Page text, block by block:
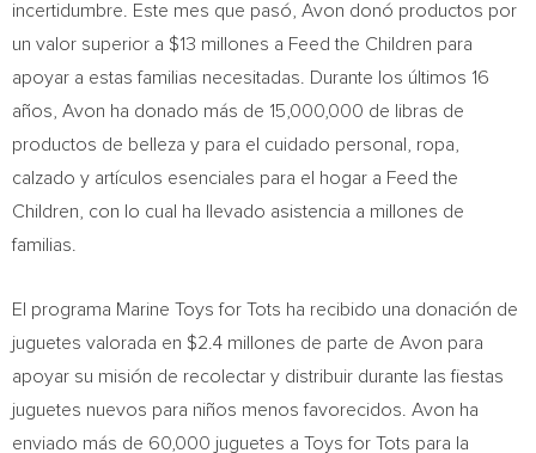
incertidumbre. Este mes que pasó, Avon donó productos por
un valor superior a $13 millones a Feed the Children para
apoyar a estas familias necesitadas. Durante los últimos 16
años, Avon ha donado más de 15,000,000 de libras de
productos de belleza y para el cuidado personal, ropa,
calzado y artículos esenciales para el hogar a Feed the
Children, con lo cual ha llevado asistencia a millones de
familias.
El programa Marine Toys for Tots ha recibido una donación de
juguetes valorada en $2.4 millones de parte de Avon para
apoyar su misión de recolectar y distribuir durante las fiestas
juguetes nuevos para niños menos favorecidos. Avon ha
enviado más de 60,000 juguetes a Toys for Tots para la